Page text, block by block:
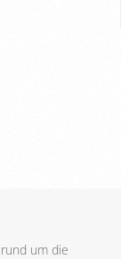
um die